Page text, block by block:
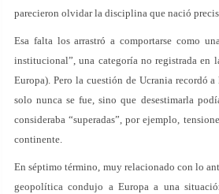
parecieron olvidar la disciplina que nació
Esa falta los arrastró a comportarse como
institucional”, una categoría no registrada en
Europa). Pero la cuestión de Ucrania recordó
solo nunca se fue, sino que desestimarla
consideraba “superadas”, por ejemplo,
continente.
En séptimo término, muy relacionado con lo
geopolítica condujo a Europa a una